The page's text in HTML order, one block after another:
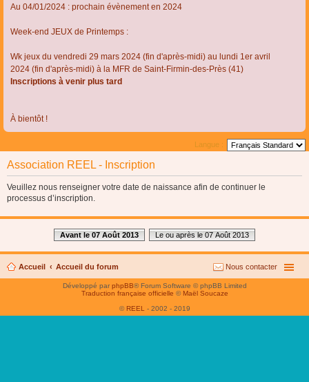
Au 04/01/2024 : prochain évènement en 2024
Week-end JEUX de Printemps :
Wk jeux du vendredi 29 mars 2024 (fin d'après-midi) au lundi 1er avril
2024 (fin d'après-midi) à la MFR de Saint-Firmin-des-Près (41)
Inscriptions à venir plus tard
À bientôt !
Langue :
Association REEL - Inscription
Veuillez nous renseigner votre date de naissance afin de continuer le
processus d’inscription.
Avant le 07 Août 2013 Le ou après le 07 Août 2013
Accueil Accueil du forum Nous contacter
Développé parphpBB® Forum Software © phpBB Limited
Traduction française officielle © Maël Soucaze
© REEL - 2002 - 2019